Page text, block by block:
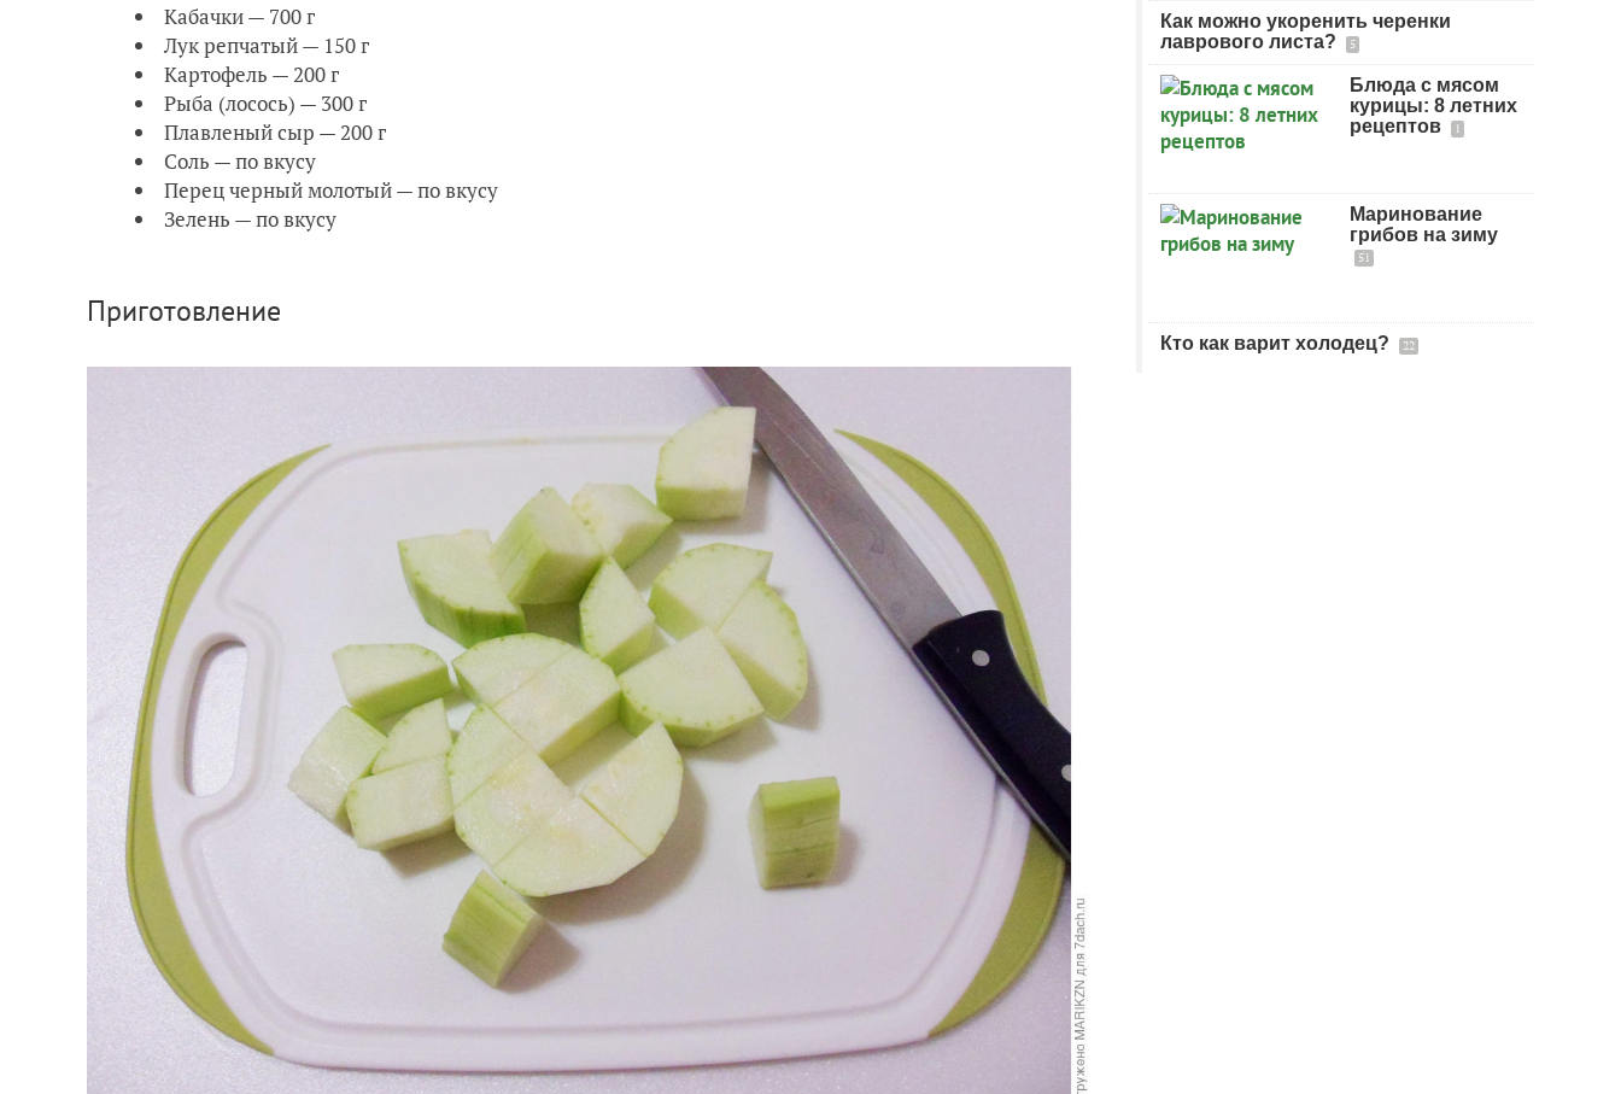
Кабачки — 700 г
Лук репчатый — 150 г
Картофель — 200 г
Рыба (лосось) — 300 г
Плавленый сыр — 200 г
Соль — по вкусу
Перец черный молотый — по вкусу
Зелень — по вкусу
Приготовление
Как можно укоренить черенки
лаврового листа?
5
Блюда с мясом
курицы: 8 летних
рецептов
1
Маринование
грибов на зиму
51
Кто как варит холодец? 22